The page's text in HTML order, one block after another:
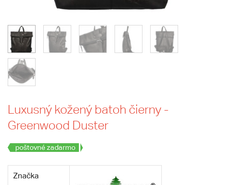
Luxusný kožený batoh čierny -
Greenwood Duster
poštovné zadarmo
Značka